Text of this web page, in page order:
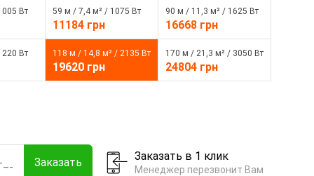
Вт 59 м / 7,4 м² / 1075 Вт
11184 грн
90 м / 11,3 м² / 1625 Вт
16668 грн
Вт 118 м / 14,8 м² / 2135 Вт
19620 грн
170 м / 21,3 м² / 3050 Вт
24804 грн
Заказать в 1 клик
Менеджер перезвонит Вам
Заказать